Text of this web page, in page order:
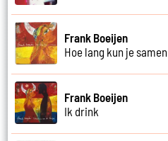
Frank Boeijen
Hoe lang kun je samen
Frank Boeijen
Ik drink